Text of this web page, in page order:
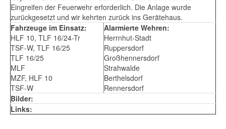
Eingreifen der Feuerwehr erforderlich. Die Anlage wurde
zurückgesetzt und wir kehrten zurück ins Gerätehaus.
Fahrzeuge im Einsatz:
HLF 10, TLF 16/24-Tr
TSF-W, TLF 16/25
TLF 16/25
MLF
MZF, HLF 10
TSF-W
Alarmierte Wehren:
Herrnhut-Stadt
Ruppersdorf
Großhennersdorf
Strahwalde
Berthelsdorf
Rennersdorf
Bilder:
Links: